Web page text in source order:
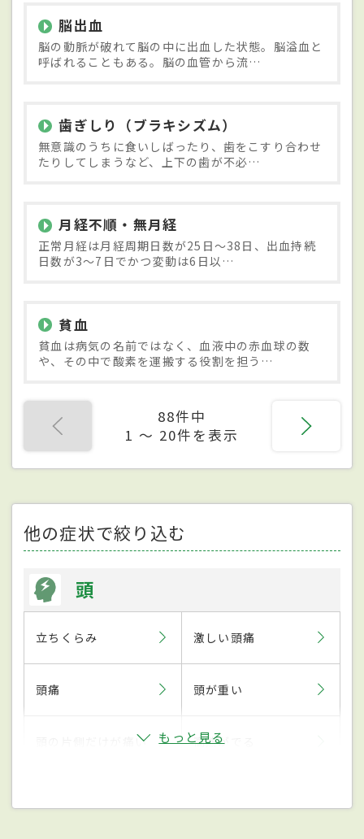
脳出血
脳の動脈が破れて脳の中に出血した状態。脳溢血と
呼ばれることもある。脳の血管から流…
歯ぎしり（ブラキシズム）
無意識のうちに食いしばったり、歯をこすり合わせ
たりしてしまうなど、上下の歯が不必…
月経不順・無月経
正常月経は月経周期日数が25日～38日、出血持続
日数が3～7日でかつ変動は6日以…
貧血
貧血は病気の名前ではなく、血液中の赤血球の数
や、その中で酸素を運搬する役割を担う…
88件中
1 〜 20件を表示
他の症状で絞り込む
頭
立ちくらみ 激しい頭痛
頭痛 頭が重い
頭の片側だけが痛い 高熱がでる
もっと見る